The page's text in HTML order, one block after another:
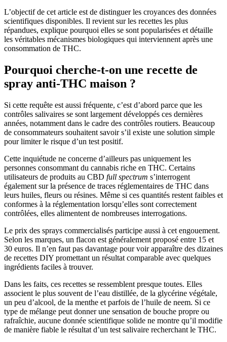
L’objectif de cet article est de distinguer les croyances des données
scientifiques disponibles. Il revient sur les recettes les plus
répandues, explique pourquoi elles se sont popularisées et détaille
les véritables mécanismes biologiques qui interviennent après une
consommation de THC.
Pourquoi cherche-t-on une recette de
spray anti-THC maison ?
Si cette requête est aussi fréquente, c’est d’abord parce que les
contrôles salivaires se sont largement développés ces dernières
années, notamment dans le cadre des contrôles routiers. Beaucoup
de consommateurs souhaitent savoir s’il existe une solution simple
pour limiter le risque d’un test positif.
Cette inquiétude ne concerne d’ailleurs pas uniquement les
personnes consommant du cannabis riche en THC. Certains
utilisateurs de produits au CBD full spectrum s’interrogent
également sur la présence de traces réglementaires de THC dans
leurs huiles, fleurs ou résines. Même si ces quantités restent faibles et
conformes à la réglementation lorsqu’elles sont correctement
contrôlées, elles alimentent de nombreuses interrogations.
Le prix des sprays commercialisés participe aussi à cet engouement.
Selon les marques, un flacon est généralement proposé entre 15 et
30 euros. Il n’en faut pas davantage pour voir apparaître des dizaines
de recettes DIY promettant un résultat comparable avec quelques
ingrédients faciles à trouver.
Dans les faits, ces recettes se ressemblent presque toutes. Elles
associent le plus souvent de l’eau distillée, de la glycérine végétale,
un peu d’alcool, de la menthe et parfois de l’huile de neem. Si ce
type de mélange peut donner une sensation de bouche propre ou
rafraîchie, aucune donnée scientifique solide ne montre qu’il modifie
de manière fiable le résultat d’un test salivaire recherchant le THC.